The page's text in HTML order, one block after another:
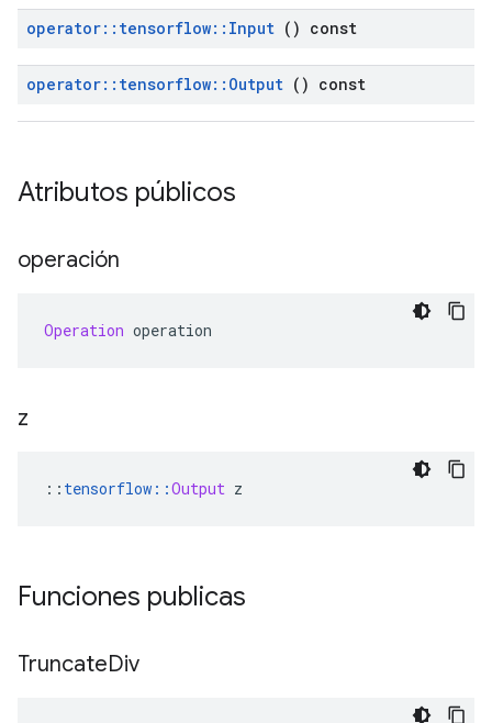
operator:: tensorflow:: Input () const
operator:: tensorflow:: Output () const
Atributos públicos
operación
Operation operation
z
:: tensorflow ::Output z
Funciones publicas
TruncateDiv